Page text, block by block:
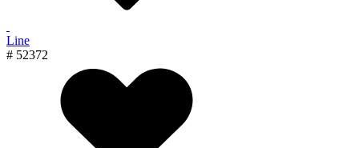
Line
# 52372